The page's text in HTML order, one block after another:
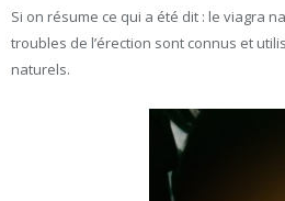
Si on résume ce qui a été dit : le viagra
troubles de l’érection sont connus et
naturels.